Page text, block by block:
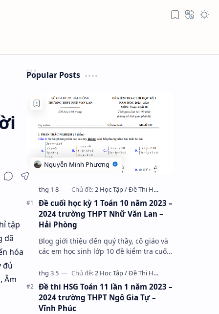
tập
đã
hóa
đủ
Âm
Popular Posts
Đề cuối học kỳ 1 Toán 10 năm 2023 –
2024 trường THPT Nhữ Văn Lan –
Hải Phòng
Blog giới thiệu đến quý thầy, cô giáo và
các em học sinh lớp 10 đề kiểm tra cuối
2024 trường THPT Nhữ Văn Lan, th…
Đề thi HSG Toán 11 lần 1 năm 2023 –
2024 trường THPT Ngô Gia Tự –
Vĩnh Phúc